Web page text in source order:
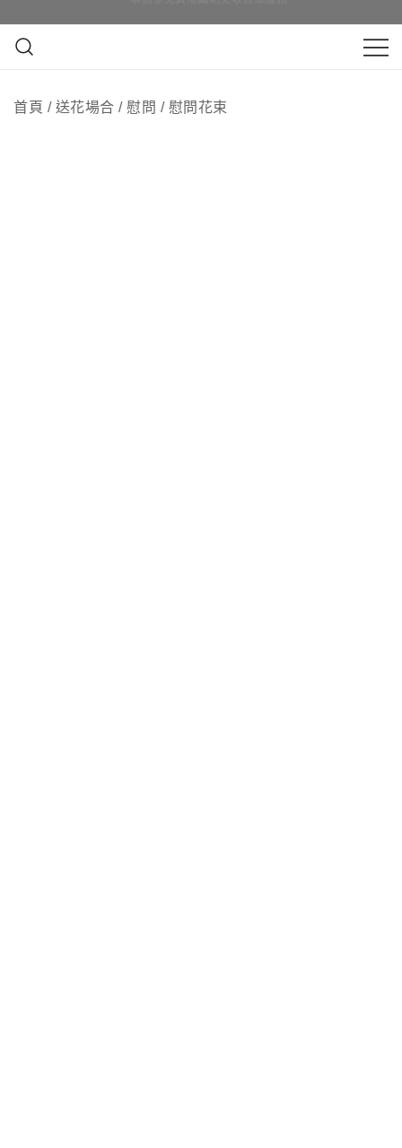
to
content
首頁 / 送花場合 / 慰問 / 慰問花束